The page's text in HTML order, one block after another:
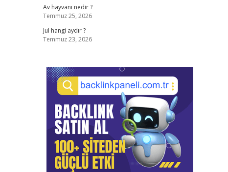
Av hayvanı nedir ?
Temmuz 25, 2026
Jul hangi aydır ?
Temmuz 23, 2026